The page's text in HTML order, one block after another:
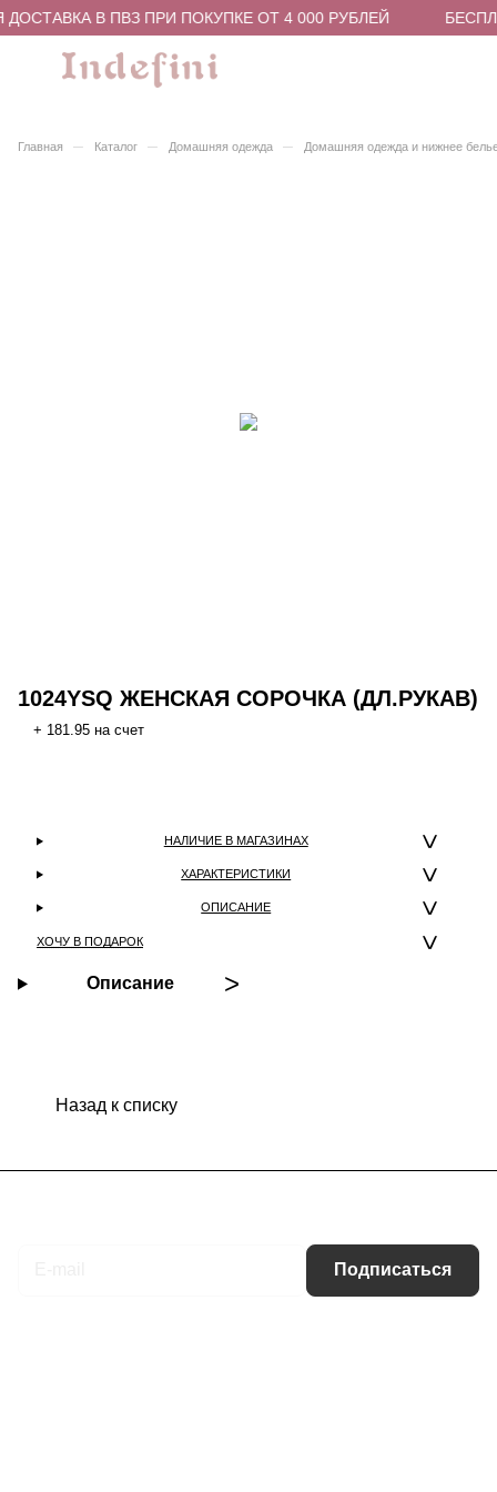
В ПВЗ ПРИ ПОКУПКЕ ОТ 4 000 РУБЛЕЙ
Главная – Каталог – Домашняя одежда – Домашняя одежда и нижнее
1024YSQ ЖЕНСКАЯ СОРОЧКА (ДЛ.РУКАВ)
+ 181.95 на счет
НАЛИЧИЕ В МАГАЗИНАХ
ХАРАКТЕРИСТИКИ
ОПИСАНИЕ
ХОЧУ В ПОДАРОК
Описание
Назад к списку
Подписаться